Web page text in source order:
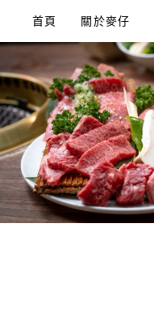
content
首頁 關於麥仔